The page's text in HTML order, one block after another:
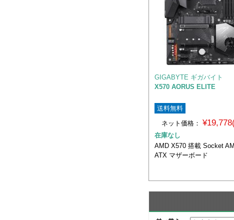
GIGABYTE ギガバイト
X570 AORUS ELITE
送料無料
ネット価格：
在庫なし
AMD X570 搭載 Socket
ATX マザーボード